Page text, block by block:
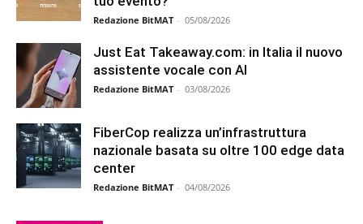
Redazione BitMAT - 05/08/2026
Just Eat Takeaway.com: in Italia il nuovo
assistente vocale con AI
Redazione BitMAT - 03/08/2026
FiberCop realizza un’infrastruttura
nazionale basata su oltre 100 edge data
center
Redazione BitMAT - 04/08/2026